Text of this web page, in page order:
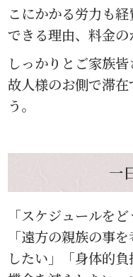
こにかかる労力も
できる理由、料金の
しっかりとご家族皆
故人様のお側で滞
う。
一
「スケジュールを
「遠方の親族の事
したい」「身体的